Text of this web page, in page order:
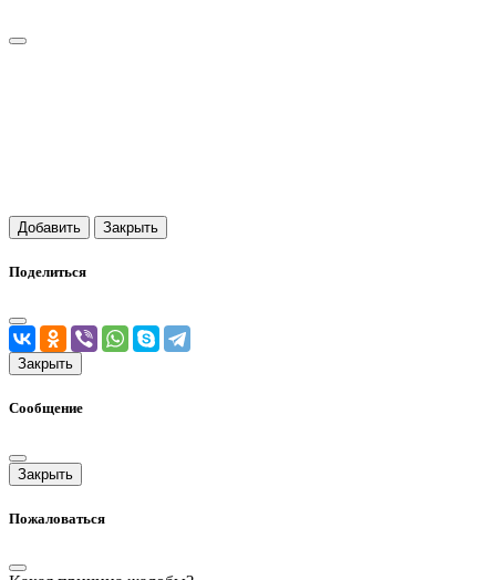
Добавить Закрыть
Поделиться
Закрыть
Сообщение
Закрыть
Пожаловаться